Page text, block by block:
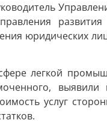
юридических
легкой
услуг